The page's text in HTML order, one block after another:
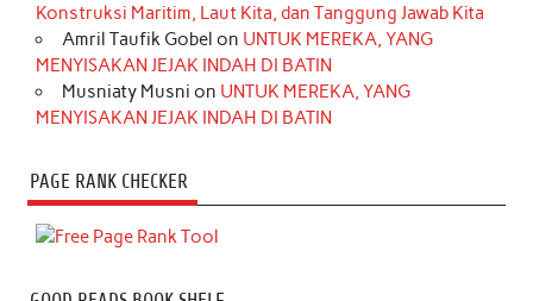
Konstruksi Maritim, Laut Kita, dan Tanggung Jawab Kita
Amril Taufik Gobel on UNTUK MEREKA, YANG
MENYISAKAN JEJAK INDAH DI BATIN
Musniaty Musni on UNTUK MEREKA, YANG
MENYISAKAN JEJAK INDAH DI BATIN
PAGE RANK CHECKER